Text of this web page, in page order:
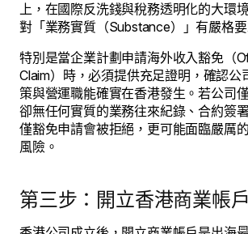
上，在國際反洗錢與稅務透明化的大環
對「業務實質（Substance）」有嚴格要
特別是當企業計劃申請海外收入豁免（
Claim）時，必須提供充足證明，確認公
策與營運職能確實在香港發生。若公司
卻無任何實質的業務往來紀錄、合約簽
僅豁免申請會被拒絕，更可能面臨嚴厲
風險。
第三步：開立香港商業帳戶